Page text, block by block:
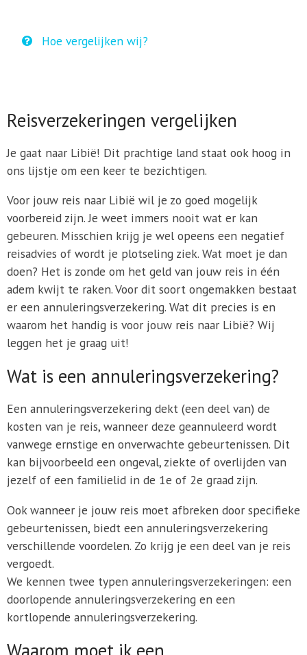
Hoe vergelijken wij?
Reisverzekeringen vergelijken
Je gaat naar Libië! Dit prachtige land staat ook hoog in
ons lijstje om een keer te bezichtigen.
Voor jouw reis naar Libië wil je zo goed mogelijk
voorbereid zijn. Je weet immers nooit wat er kan
gebeuren. Misschien krijg je wel opeens een negatief
reisadvies of wordt je plotseling ziek. Wat moet je dan
doen? Het is zonde om het geld van jouw reis in één
adem kwijt te raken. Voor dit soort ongemakken bestaat
er een annuleringsverzekering. Wat dit precies is en
waarom het handig is voor jouw reis naar Libië? Wij
leggen het je graag uit!
Wat is een annuleringsverzekering?
Een annuleringsverzekering dekt (een deel van) de
kosten van je reis, wanneer deze geannuleerd wordt
vanwege ernstige en onverwachte gebeurtenissen. Dit
kan bijvoorbeeld een ongeval, ziekte of overlijden van
jezelf of een familielid in de 1e of 2e graad zijn.
Ook wanneer je jouw reis moet afbreken door specifieke
gebeurtenissen, biedt een annuleringsverzekering
verschillende voordelen. Zo krijg je een deel van je reis
vergoedt.
We kennen twee typen annuleringsverzekeringen: een
doorlopende annuleringsverzekering en een
kortlopende annuleringsverzekering.
Waarom moet ik een